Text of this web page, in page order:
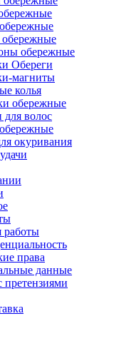
обережные
Обереги
магниты
колья
обережные
для волос
окуривания
работы
права
данные
претензиями